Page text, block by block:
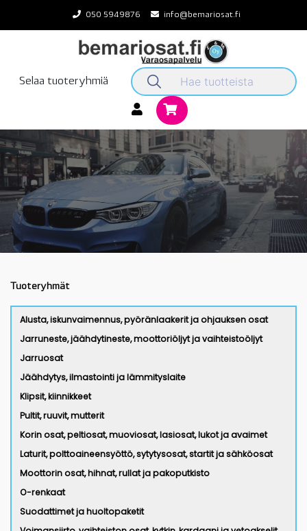
content
050 5949876 info@bemariosat.fi
Selaa tuoteryhmiä
Tuoteryhmät
Alusta, iskunvaimennus, pyöränlaakerit ja ohjauksen osat
Jarruneste, jäähdytineste, moottoriöljyt ja vaihteistoöljyt
Jarruosat
Jäähdytys, ilmastointi ja lämmityslaite
Klipsit, kiinnikkeet
Pultit, ruuvit, mutterit
Korin osat, peltiosat, muoviosat, lasiosat, lukot ja avaimet
Laturit, polttoaineensyöttö, sytytysosat, startit ja sähköosat
Moottorin osat, hihnat, rullat ja pakoputkisto
O-renkaat
Suodattimet ja huoltopaketit